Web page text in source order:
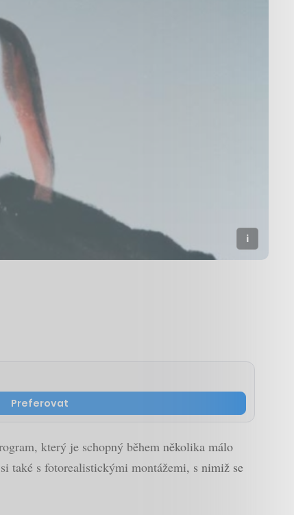
Preferovat
který je schopný během několika málo
také s fotorealistickými montážemi, s nimiž se